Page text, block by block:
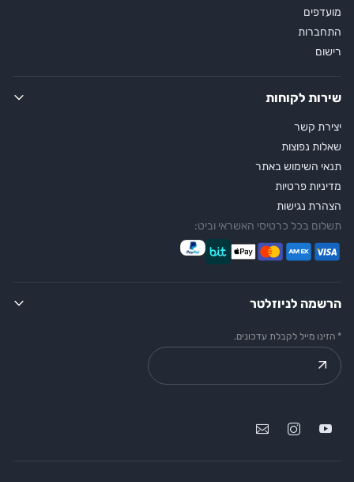
מועדפים
התחברות
רישום
שירות לקוחות
יצירת קשר
שאלות נפוצות
תנאי השימוש באתר
מדיניות פרטיות
הצהרת נגישות
תשלום בכל כרטיסי האשראי וביט:
הרשמה לניוזלטר
* הזינו מייל לקבלת עדכונים.